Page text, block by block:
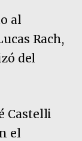
al
Rach,
del
Castelli
el